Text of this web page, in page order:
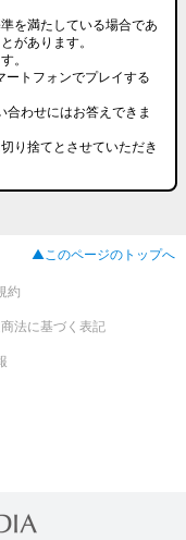
を満たしている場合であ
があります。
。
ートフォンでプレイする
合わせにはお答えできま
り捨てとさせていただき
▲このページのトップへ
約
法に基づく表記